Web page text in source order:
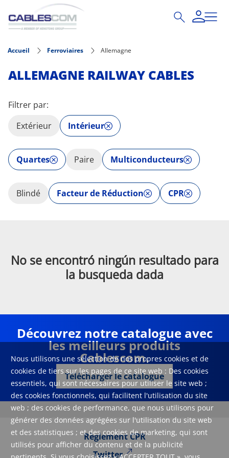
Aller au contenu principal
Nous utilisons une sélection de nos propres cookies et de
cookies de tiers sur les pages de ce site web : Des cookies
essentiels, qui sont nécessaires pour utiliser le site web ;
des cookies fonctionnels, qui facilitent l'utilisation du site
web ; des cookies de performance, que nous utilisons pour
générer des données agrégées sur l'utilisation du site web
et des statistiques ; et des cookies de marketing, qui sont
utilisés pour afficher du contenu et de la publicité
Accueil Ferroviaires Allemagne
ALLEMAGNE RAILWAY CABLES
Filtrer par:
Extérieur
Intérieur
Quartes Paire Multiconducteurs
Blindé Facteur de Réduction CPR
No se encontró ningún resultado para
la busqueda dada
Découvrez notre catalogue avec
les meilleurs produits
Cablescom.
Télécharger le catalogue
Règlement CPR
Twitter